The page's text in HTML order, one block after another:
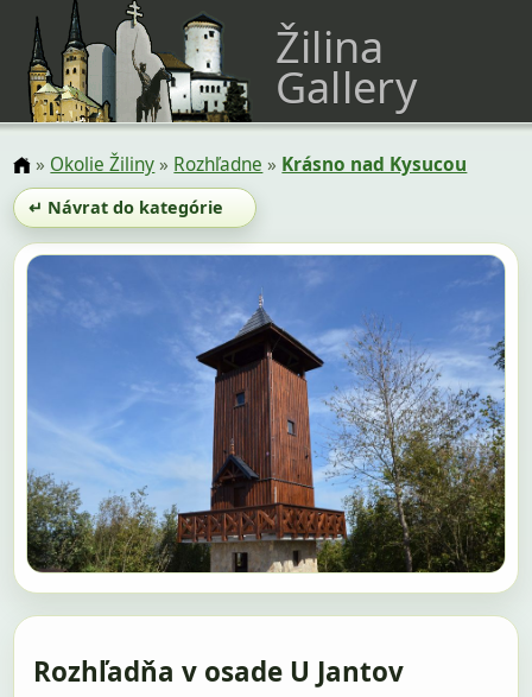
Žilina
Gallery
» Okolie Žiliny» Rozhľadne » Krásno nad Kysucou
↵ Návrat do kategórie
Rozhľadňa v osade U Jantov